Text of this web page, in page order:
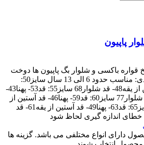
پاپیون
باکسی و شلوار بگ پاپیون ها دوخت
شدن با کیقیت سایزبندی: مناسب حدود 6 الی 13 سال سایز50:
قد49- پهنا39- قد آستین از یقه48- قد شلوار68 سایز55: قد53- پهنا43-
قد آستین از یقه51- قد شلوار77 سایز60: قد59- پهنا46- قد آستین از
یقه55- قد شلوار87 سایز65: قد63- پهنا49- قد آستین از یقه61- قد
دارای انواع مختلفی می باشد. گزینه ها